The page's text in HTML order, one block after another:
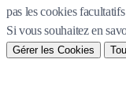
pas les cookies
Si vous souhaitez en
Gérer les Cookies